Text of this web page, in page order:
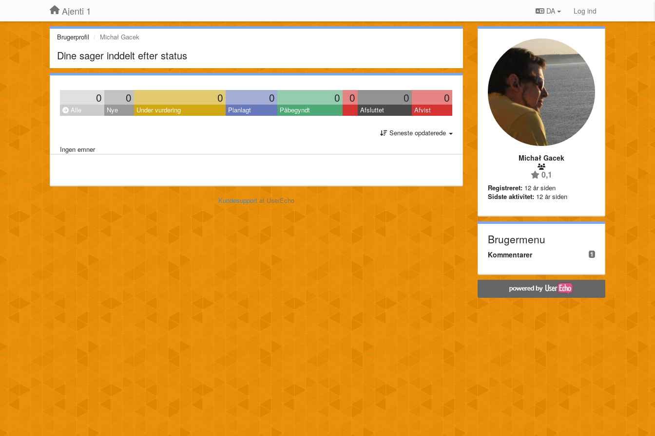
Ajenti 1 DA Log ind
Brugerprofil Michał Gacek
Dine sager inddelt efter status
0 0 0 0 0 0 0 0
Alle Nye Under vurdering Planlagt Påbegyndt Afsluttet Afvist
Seneste opdaterede
Ingen emner
Kundesupportaf UserEcho
Michał Gacek
0,1
Registreret: 12 år siden
Sidste aktivitet: 12 år siden
Brugermenu
1
Kommentarer